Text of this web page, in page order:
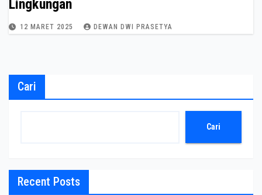
Lingkungan
12 MARET 2025 DEWAN DWI PRASETYA
Cari
Cari
Recent Posts